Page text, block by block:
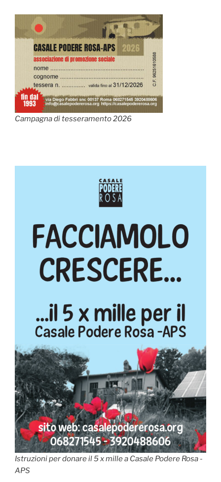
Campagna di tesseramento 2026
Istruzioni per donare il 5 x mille a Casale Podere Rosa -
APS